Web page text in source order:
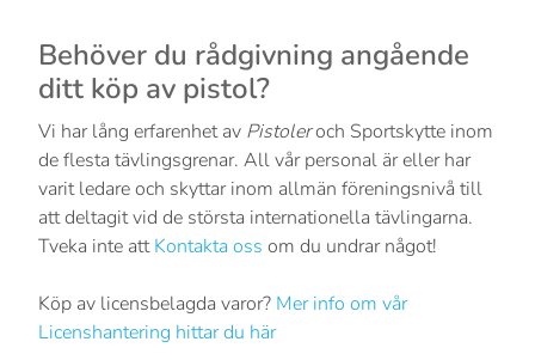
Behöver du rådgivning angående
ditt köp av pistol?
Vi har lång erfarenhet av Pistoleroch Sportskytte inom
de flesta tävlingsgrenar. All vår personal är eller har
varit ledare och skyttar inom allmän föreningsnivå till
att deltagit vid de största internationella tävlingarna.
Tveka inte attKontakta oss om du undrar något!
Köp av licensbelagda varor? Mer info om vår
Licenshantering hittar du här